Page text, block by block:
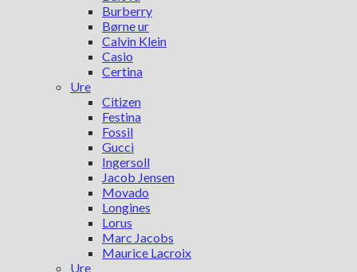
Burberry
Børne ur
Calvin Klein
Casio
Certina
Ure
Citizen
Festina
Fossil
Gucci
Ingersoll
Jacob Jensen
Movado
Longines
Lorus
Marc Jacobs
Maurice Lacroix
Ure